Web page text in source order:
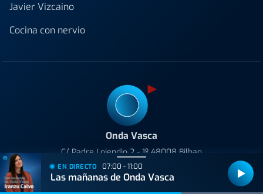
Javier Vizcaino
Cocina con nervio
Onda Vasca
C/ Padre Lojendio 2 - 1º 48008 Bilbao
Tel: 94 413 25 80
EN DIRECTO 07:00 - 11:00
Las mañanas de Onda Vasca